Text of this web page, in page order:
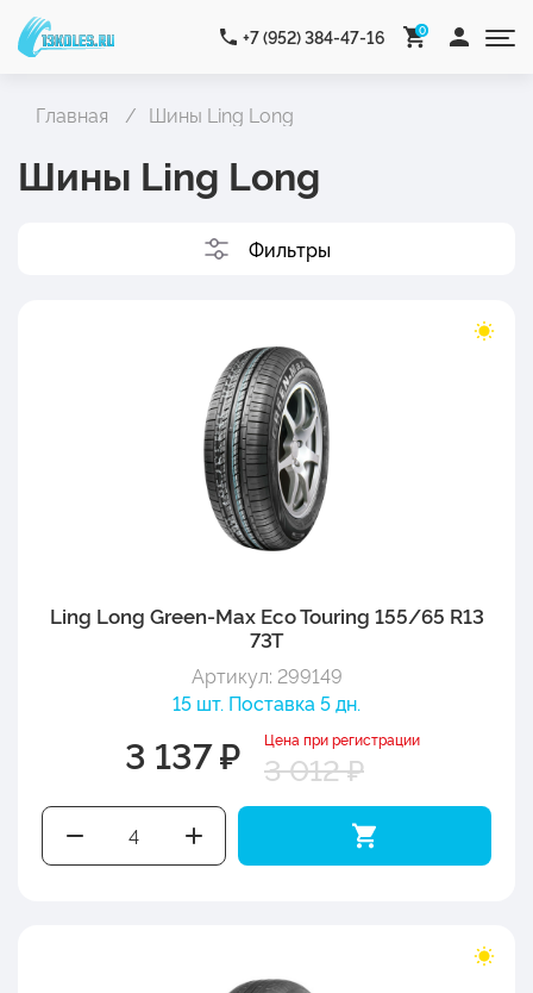
+7 (952) 384-47-16 0
Главная Шины Ling Long
Шины Ling Long
Фильтры
Ling Long Green-Max Eco Touring 155/65 R13
73T
Артикул: 299149
15 шт. Поставка 5 дн.
3 137 ₽ Цена при регистрации
3 012 ₽